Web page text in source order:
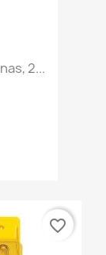
2...
favorite_border